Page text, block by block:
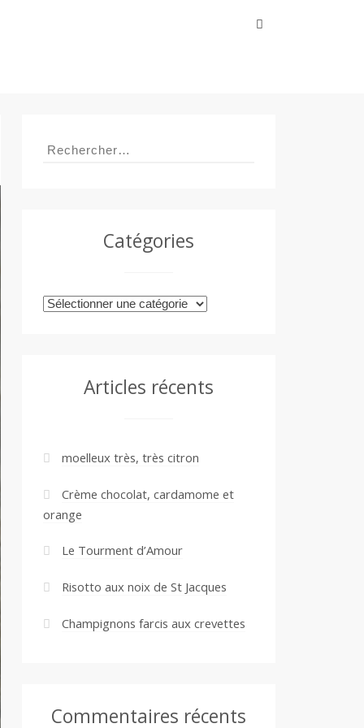
Rechercher :
Catégories
Catégories
Articles récents
moelleux très, très citron
Crème chocolat, cardamome et
orange
Le Tourment d’Amour
Risotto aux noix de St Jacques
Champignons farcis aux crevettes
Commentaires récents